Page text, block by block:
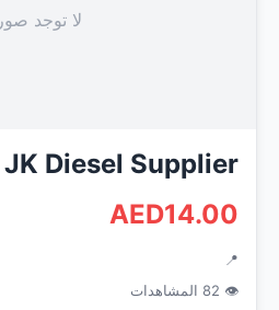
لا توجد صورة
JK Diesel Supplier
AED14.00
📍
👁 82 المشاهدات